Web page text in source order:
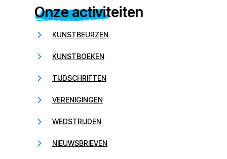
Onze activiteiten
KUNSTBEURZEN
KUNSTBOEKEN
TIJDSCHRIFTEN
VERENIGINGEN
WEDSTRIJDEN
NIEUWSBRIEVEN232323